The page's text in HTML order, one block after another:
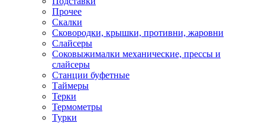
Прочее
Скалки
Сковородки, крышки, противни, жаровни
Слайсеры
Соковыжималки механические, прессы и
слайсеры
Станции буфетные
Таймеры
Терки
Термометры
Турки